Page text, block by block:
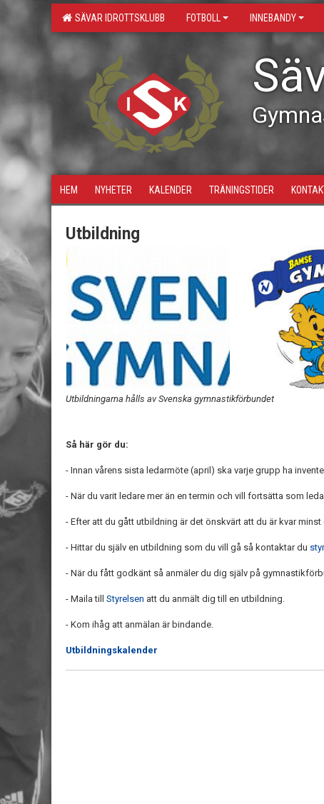
SÄVAR IDROTTSKLUBB FOTBOLL INNEBANDY
HEM NYHETER KALENDER TRÄNINGSTIDER
Utbildning
Utbildningarna hålls av Svenska gymnastikförbundet
Så här gör du:
- Innan vårens sista ledarmöte (april) ska varje grupp ha
- När du varit ledare mer än en termin och vill fortsätta som
- Efter att du gått utbildning är det önskvärt att du är kvar minst
- Hittar du själv en utbildning som du vill gå så kontaktar du
- När du fått godkänt så anmäler du dig själv på
- Maila till Styrelsen att du anmält dig till en utbildning.
- Kom ihåg att anmälan är bindande.
Utbildningskalender